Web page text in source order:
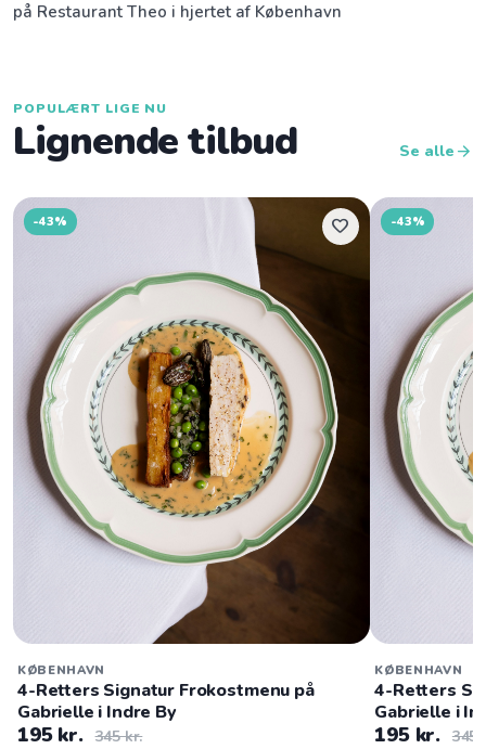
på Restaurant Theo i hjertet af København
POPULÆRT LIGE NU
Lignende tilbud Se alle arrow_forward
-43% favorite
KØBENHAVN
4-Retters Signatur Frokostmenu på
Gabrielle i Indre By
195 kr. 345 kr.
-43%
KØBENHAVN
4-Retters
Gabrielle i
195 kr. 345